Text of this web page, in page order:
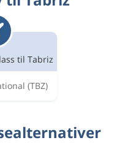
til Tabriz
(TBZ)